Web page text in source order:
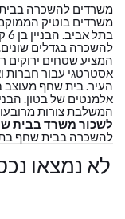
משרדים להשכרה בבית
משרדים בוטיק
להשכרה בגדלים
המציע שטחים ירוקים
אסטרטגי עבור חברות
העיר. בית שחף מעוצב
אלמנטים של בטון.
המשלבת צורות מרובעות
לשכור משרד בבית
להשכרה בבית שחף
לא נמצאו